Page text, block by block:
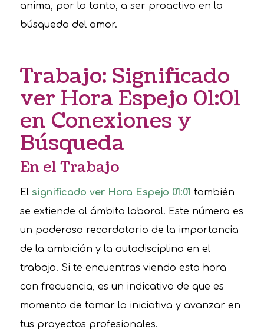
anima, por lo tanto, a ser proactivo en la
búsqueda del amor.
Trabajo: Significado
ver Hora Espejo 01:01
en Conexiones y
Búsqueda
En el Trabajo
El significado ver Hora Espejo 01:01 también
se extiende al ámbito laboral. Este número es
un poderoso recordatorio de la importancia
de la ambición y la autodisciplina en el
trabajo. Si te encuentras viendo esta hora
con frecuencia, es un indicativo de que es
momento de tomar la iniciativa y avanzar en
tus proyectos profesionales.